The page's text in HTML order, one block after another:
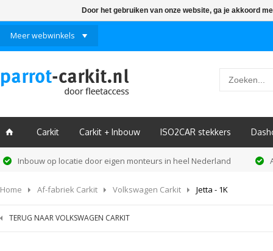
Meer webwinkels
ï Carkit Carkit + Inbouw ISO2CAR stekkers
Inbouw op locatie door eigen monteurs in heel Nederland
Home Af-fabriek Carkit Volkswagen Carkit Jetta - 1K
TERUG NAAR VOLKSWAGEN CARKIT
Door het gebruiken van onze website, ga je akkoord